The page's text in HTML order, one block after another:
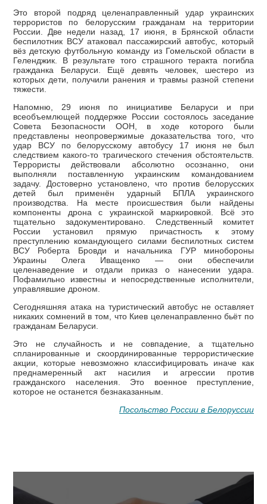
Это второй подряд целенаправленный удар украинских
террористов по белорусским гражданам на территории
России. Две недели назад, 17 июня, в Брянской области
беспилотник ВСУ атаковал пассажирский автобус, который
вёз детскую футбольную команду из Гомельской области в
Геленджик. В результате того страшного теракта погибла
гражданка Беларуси. Ещё девять человек, шестеро из
которых дети, получили ранения и травмы разной степени
тяжести.
Напомню, 29 июня по инициативе Беларуси и при
всеобъемлющей поддержке России состоялось заседание
Совета Безопасности ООН, в ходе которого были
представлены неопровержимые доказательства того, что
удар ВСУ по белорусскому автобусу 17 июня не был
следствием какого-то трагического стечения обстоятельств.
Террористы действовали абсолютно осознанно, они
выполняли поставленную украинским командованием
задачу. Достоверно установлено, что против белорусских
детей был применён ударный БПЛА украинского
производства. На месте происшествия были найдены
компоненты дрона с украинской маркировкой. Всё это
тщательно задокументировано. Следственный комитет
России установил прямую причастность к этому
преступлению командующего силами беспилотных систем
ВСУ Роберта Бровди и начальника ГУР минобороны
Украины Олега Иващенко — они обеспечили
целенаведение и отдали приказ о нанесении удара.
Пофамильно известны и непосредственные исполнители,
управлявшие дроном.
Сегодняшняя атака на туристический автобус не оставляет
никаких сомнений в том, что Киев целенаправленно бьёт по
гражданам Беларуси.
Это не случайность и не совпадение, а тщательно
спланированные и скоординированные террористические
акции, которые невозможно классифицировать иначе как
преднамеренный акт насилия и агрессии против
гражданского населения. Это военное преступление,
которое не останется безнаказанным.
Посольство России в Белоруссии